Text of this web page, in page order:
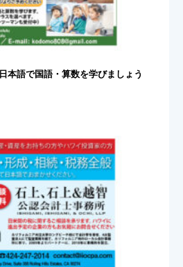
日本語で国語・算数を学びましょう